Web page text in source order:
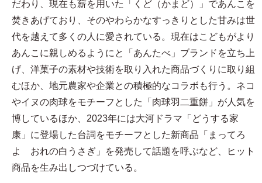
だわり、現在も薪を用いた「くど（かまど）」であんこを
焚きあげており、そのやわらかなすっきりとした甘みは世
代を越えて多くの人に愛されている。現在はこどもがより
あんこに親しめるようにと「あんたべ」ブランドを立ち上
げ、洋菓子の素材や技術を取り入れた商品づくりに取り組
むほか、地元農家や企業との積極的なコラボも行う。ネコ
やイヌの肉球をモチーフとした「肉球羽二重餅」が人気を
博しているほか、2023年には大河ドラマ「どうする家
康」に登場した台詞をモチーフとした新商品「まってろ
よ おれの白うさぎ」を発売して話題を呼ぶなど、ヒット
商品を生み出しつづけている。